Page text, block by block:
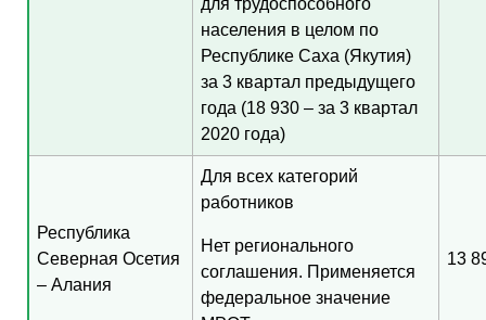
для трудоспособного
населения в целом по
Республике Саха (Якутия)
за 3 квартал предыдущего
года (18 930 – за 3 квартал
2020 года)
Республика
Северная Осетия
– Алания
Для всех категорий
работников
Нет регионального
соглашения. Применяется
федеральное значение
13